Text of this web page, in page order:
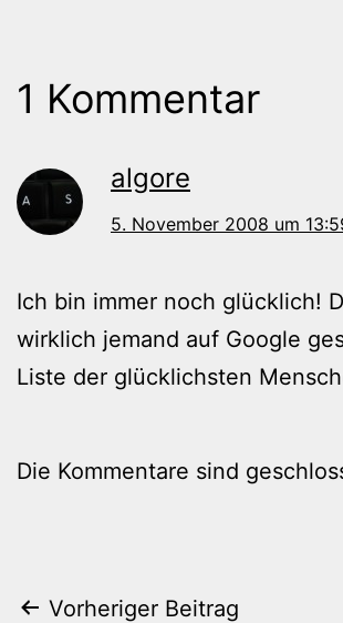
1 Kommentar
algore
5. November 2008 um
Ich bin immer noch glücklich!
wirklich jemand auf Google
Liste der glücklichsten
Die Kommentare sind
Vorheriger Beitrag